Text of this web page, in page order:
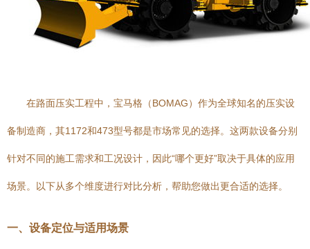
在路面压实工程中，宝马格（BOMAG）作为全球知名的压实设
备制造商，其1172和473型号都是市场常见的选择。这两款设备分别
针对不同的施工需求和工况设计，因此“哪个更好”取决于具体的应用
场景。以下从多个维度进行对比分析，帮助您做出更合适的选择。
一、设备定位与适用场景